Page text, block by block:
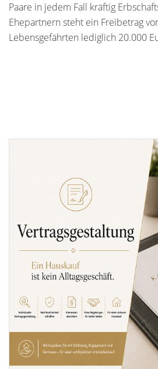
Paare in jedem Fall kräftig
Ehepartnern steht ein Freibetrag
Lebensgefährten lediglich 20.000